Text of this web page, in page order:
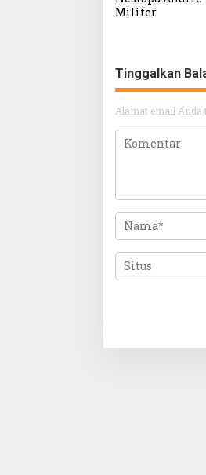
Militer
Tinggalkan
Alamat email Anda